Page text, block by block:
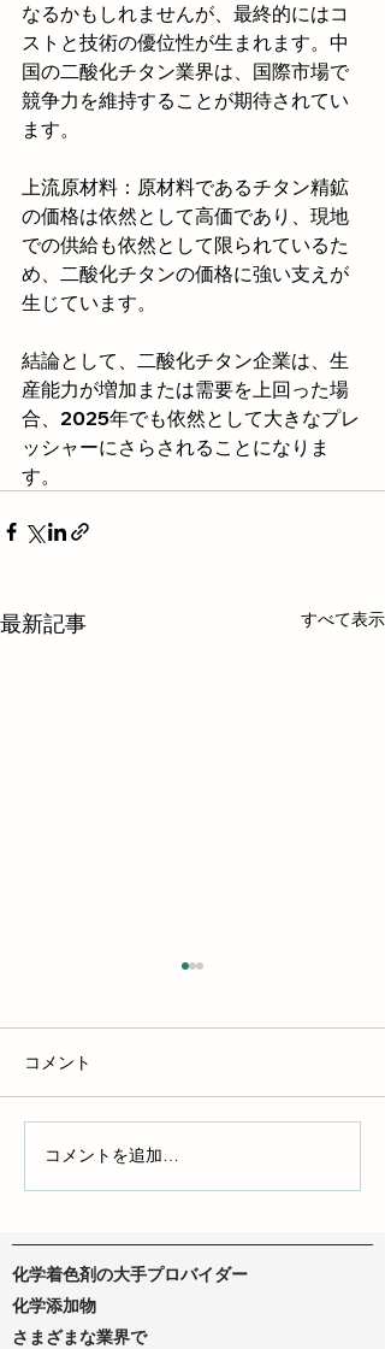
なるかもしれませんが、最終的にはコ
ストと技術の優位性が生まれます。中
国の二酸化チタン業界は、国際市場で
競争力を維持することが期待されてい
ます。
上流原材料：原材料であるチタン精鉱
の価格は依然として高価であり、現地
での供給も依然として限られているた
め、二酸化チタンの価格に強い支えが
生じています。
結論として、二酸化チタン企業は、生
産能力が増加または需要を上回った場
合、2025年でも依然として大きなプレ
ッシャーにさらされることになりま
す。
最新記事 すべて表示
液体染料とポリマー染料
コメント
コメントを追加…
化学着色剤の大手プロバイダー
化学添加物
さまざまな業界で